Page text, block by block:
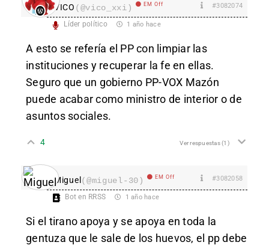
VICO (@vico_xxi) EM Off #3082074
Líder político 1 año hace
A esto se refería el PP con limpiar las
instituciones y recuperar la fe en ellas.
Seguro que un gobierno PP-VOX Mazón
puede acabar como ministro de interior o de
asuntos sociales.
4 Ver respuestas(1)
Miguel(@miguel-30) EM Off #3082058
Bot en RRSS 1 año hace
Si el tirano apoya y se apoya en toda la
gentuza que le sale de los huevos, el pp debe